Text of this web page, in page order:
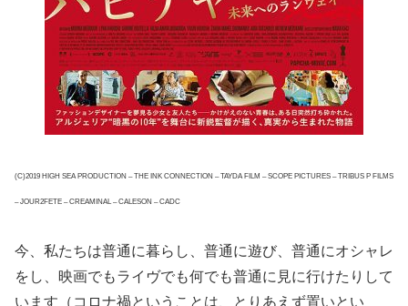
(C)2019 HIGH SEA PRODUCTION – THE INK CONNECTION – TAYDA FILM – SCOPE PICTURES – TRIBUS P FILMS
– JOUR2FETE – CREAMINAL – CALESON – CADC
今、私たちは普通に暮らし、普通に遊び、普通にオシャレ
をし、映画でもライヴでも何でも普通に見に行けたりして
います（コロナ禍ということは、とりあえず置いとい